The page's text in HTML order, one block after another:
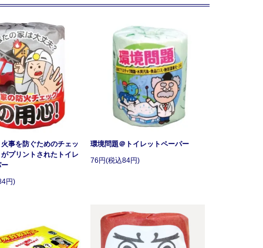
事を防ぐためのチェッ
プリントされたトイレ
ー
円)
環境問題＠トイレットペーパー
76円(税込84円)